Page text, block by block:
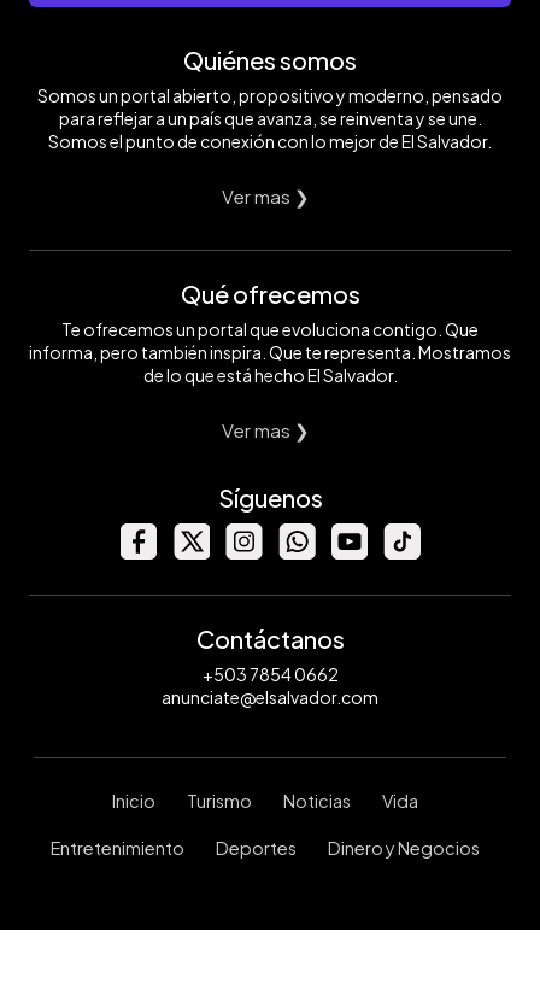
Quiénes somos
Somos un portal abierto, propositivo y moderno, pensado
para reflejar a un país que avanza, se reinventa y se une.
Somos el punto de conexión con lo mejor de El Salvador.
Ver mas ❯
Qué ofrecemos
Te ofrecemos un portal que evoluciona contigo. Que
informa, pero también inspira. Que te representa. Mostramos
de lo que está hecho El Salvador.
Ver mas ❯
Síguenos
Contáctanos
+503 7854 0662
anunciate@elsalvador.com
Inicio Turismo Noticias Vida
Entretenimiento Deportes Dinero y Negocios